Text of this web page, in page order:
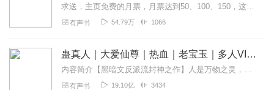
求送，主页免费的月票，月票达到50、100、150，这类基数的，连续爆更哦~主播：云龙（0.7）音量：1.3倍背景音乐：无连载文目前到共1088集，断更中~~~...
有声书 54.79万 1066
蛊真人｜大爱仙尊｜热血｜老宝玉｜多人VIP免费有声剧
内容简介【黑暗文反派流封神之作】人是万物之灵，蛊是天地真精。一个穿越者不断重生的故事。一个养蛊、炼蛊、用蛊的奇特世界。配音组（男角色）老宝玉旁白...
有声书 19.10亿 3434